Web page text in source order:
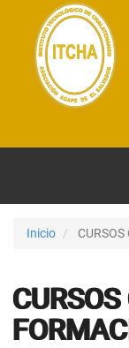
Inicio CURSOS